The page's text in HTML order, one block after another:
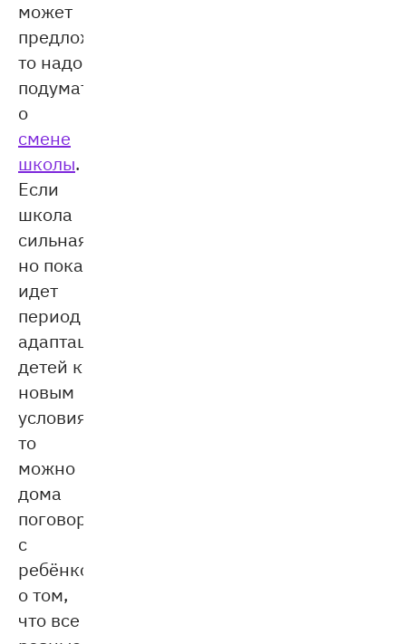
может
предложить,
то надо
подумать
о
смене
школы.
Если
школа
сильная,
но пока
идет
период
адаптации
детей к
новым
условиям,
то
можно
дома
поговорить
с
ребёнком
о том,
что все